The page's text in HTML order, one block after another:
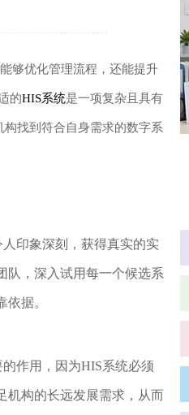
够优化管理流程，还能提升
的HIS系统是一项复杂且具有
找到符合自身需求的数字系
印象深刻，获得真实的实
队，深入试用每一个候选系
据。
作用，因为HIS系统必须
机构的长远发展需求，从而